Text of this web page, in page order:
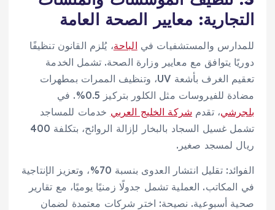
التجارية: معايير الصحة العامة
للمدارس والمستشفيات في الباحة، يُلزم القانون تنظيفًا
دوريًا يتوافق مع معايير وزارة الصحة. تشمل الخدمة
تعقيم الغرف بأشعة UV، وتنظيف الممرات بمطهرات
مضادة للفيروسات مثل الكلور بتركيز 0.5%. في
بلجرشي، تقدم شركة الخليج العربي خدمات للمساجد
تشمل غسيل السجاد بالبخار لإزالة الروائح، بتكلفة 400
ريال لمسجد صغير.
الفوائد: تقليل انتشار العدوى بنسبة 70%، وتعزيز الإنتاجية
في المكاتب. العملية تشمل جدولًا زمنيًا يوميًا، مع تقارير
صحية أسبوعية. نصيحة: اختر شركات معتمدة لضمان